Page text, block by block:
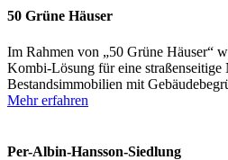
50 Grüne Häuser
Im Rahmen von „50 Grüne Häuser“
Kombi-Lösung für eine straßenseitige
Bestandsimmobilien mit
Mehr erfahren
Per-Albin-Hansson-Siedlung